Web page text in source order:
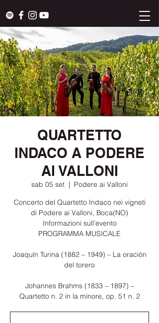
QUARTETTO
INDACO A PODERE
AI VALLONI
sab 05 set
  |
Podere ai Valloni
Concerto del Quartetto Indaco nei vigneti
di Podere ai Valloni, Boca(NO)
Informazioni sull'evento
PROGRAMMA MUSICALE
Joaquín Turina (1882 – 1949) – La oración
del torero
Johannes Brahms (1833 – 1897) –
Quartetto n. 2 in la minore, op. 51 n. 2